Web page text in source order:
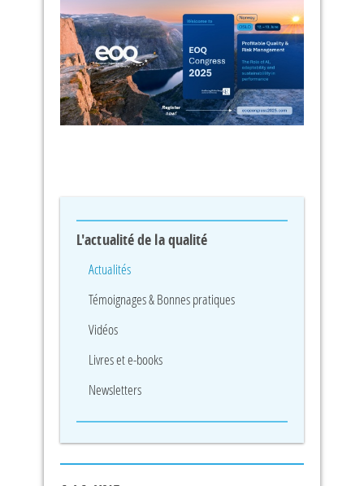
L'actualité de la qualité
Actualités
Témoignages & Bonnes pratiques
Vidéos
Livres et e-books
Newsletters